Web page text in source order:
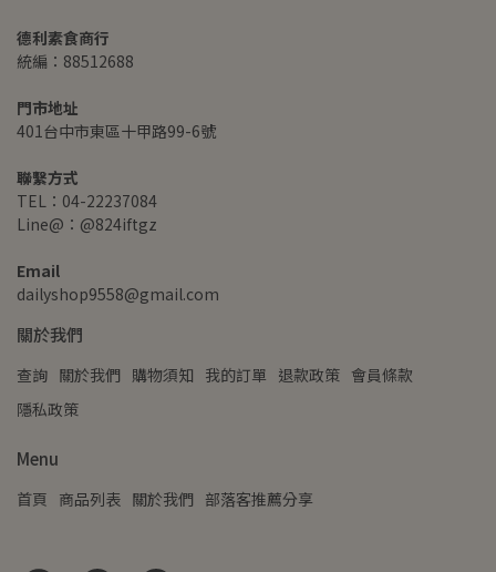
德利素食商行
統編：88512688
門市地址
401台中市東區十甲路99-6號
聯繫方式
TEL：04-22237084
Line@：@824iftgz
Email
dailyshop9558@gmail.com
關於我們
查詢 關於我們 購物須知 我的訂單 退款政策 會員條款
隱私政策
Menu
首頁 商品列表 關於我們 部落客推薦分享